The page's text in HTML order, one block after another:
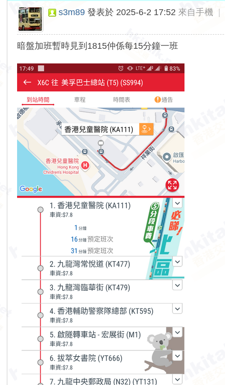
s3m89 發表於 2025-6-2 17:52 來自手機
暗盤加班暫時見到1815仲係每15分鐘一班